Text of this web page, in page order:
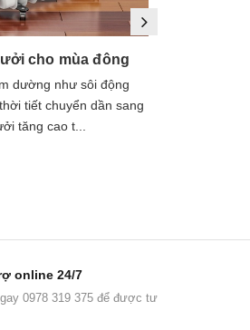
cho mùa đông
dường như sôi động
tiết chuyển dần sang
tăng cao t...
online 24/7
0978 319 375 để được tư